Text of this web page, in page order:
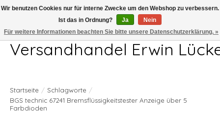
Telefon 04407 715872 MO-DO 7.00-17.00Uhr FR 7.00-13.00Uhr
Versandhandel Erwin
Startseite / Schlagworte /
BGS technic 67241 Bremsflüssigkeitstester Anzeige über 5
Farbdioden
Wir benutzen Cookies nur für interne Zwecke um den Webshop zu verbessern.
Ist das in Ordnung?
Ja
Nein
Für weitere Informationen beachten Sie bitte unsere Datenschutzerklärung. »